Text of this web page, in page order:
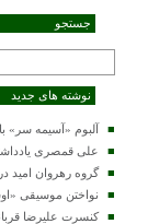
جستجو
نوشته های جدید
آلبوم «آسیمه سر»
علی قمصری
گروه رهروان امید
نواختن موسیقی
کنسرت علیرضا